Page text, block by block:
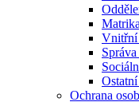
Vnitřní
Ochrana